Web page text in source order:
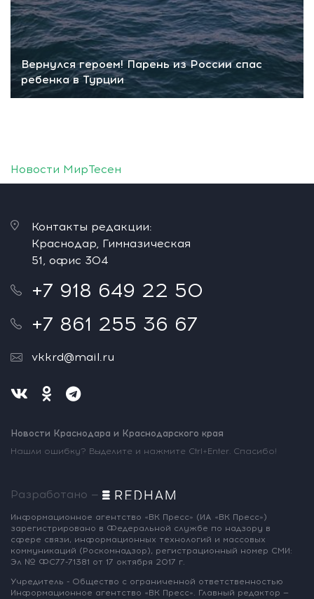
Вернулся героем! Парень из России спас
ребенка в Турции
Новости МирТесен
Контакты редакции:
Краснодар, Гимназическая
51, офис 304
+7 918 649 22 50
+7 861 255 36 67
vkkrd@mail.ru
Новости Краснодара и Краснодарского края
Нашли ошибку? Выделите и нажмите Ctrl+Enter. Спасибо!
Разработано —
Информационное агентство «ВК Пресс» (ИА «ВК Пресс»)
зарегистрировано в Федеральной службе по надзору в
сфере связи, информационных технологий и массовых
коммуникаций (Роскомнадзор), регистрационный номер СМИ:
Эл № ФС77-71381 от 17 октября 2017 г.
Учредитель - Общество с ограниченной ответственностью
Информационное агентство «ВК Пресс». Главный редактор —